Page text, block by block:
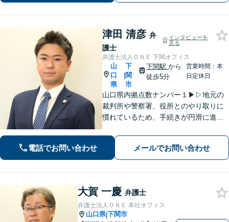
津田 清彦 弁
護士
インタビューを
見る
弁護士法人ＯＮＥ 下関オフィス
山
口
県
|
下
関
市
下関駅から
徒歩5分
営業時間：本
日定休日
山口県内拠点数ナンバー１▶︎▷地元の
裁判所や警察署、役所とのやり取りに
慣れているため、手続きが円滑に進み
ことで、仕事帰りや急な事態でも相談
に行きやすくなります。法律トラブル
は「地域密着」の当事務所にご相談く
ださい。
電話でお問い合わせ メールでお問い合わせ
大賀 一慶 弁護士
弁護士法人ＯＮＥ 本社オフィス
山口県|下関市